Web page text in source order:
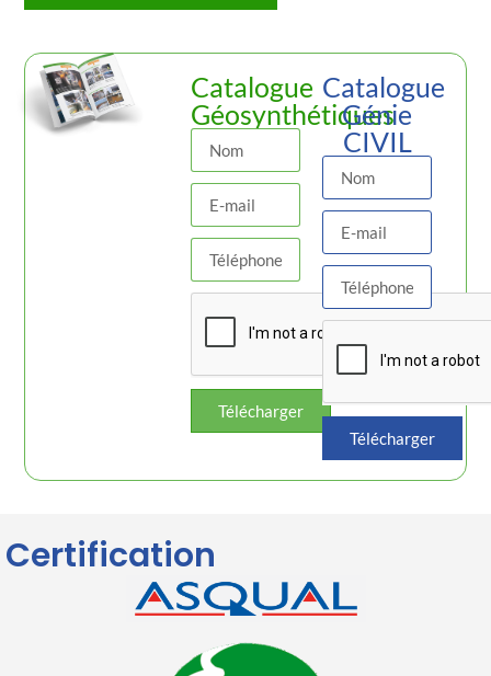
Catalogue
Géosynthétiques
Télécharger
Catalogue
Génie
CIVIL
Télécharger
Certification